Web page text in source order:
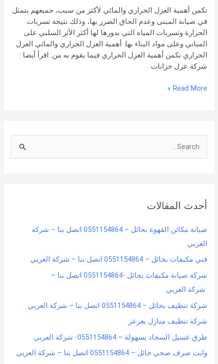
تكمن أهمية العزل الحراري والمائي لأكثر من سبب، جميعهم يتمثل
في صيانة المبنى وعدم الحاق الضرر بها، وذلك نتيجة تسربات
الحرارة وتسربات المياه التي بدورها لها أكثر الأثر السلبي على
المباني وعلى مواد البناء بها. أهمية العزل الحراري والمائي العزل
الحراري تكمن أهمية العزل الحراري فيما يقوم به من: اقرأ أيضا :
شركة عزل خزانات
Read More »
c
f
o
r
:
أحدث المقالات
صيانة مكائن القهوة بحائل – 0551154864 اتصل بنا – شركة
العربي
فني مكيفات بحائل – 0551154864 اتصل بنا – شركة العربي
شركة صيانة مكيفات بحائل -0551154864 اتصل بنا –
شركة العربي
شركة تنظيف بحائل – 0551154864 اتصل بنا – شركة العربي
شركة تنظيف منازل بعرعر
طرق غسيل السجاد بسهولة – 0551154864- شركة العربي
وايت صرف صحي حائل – 0551154864 اتصل بنا – شركة العربي